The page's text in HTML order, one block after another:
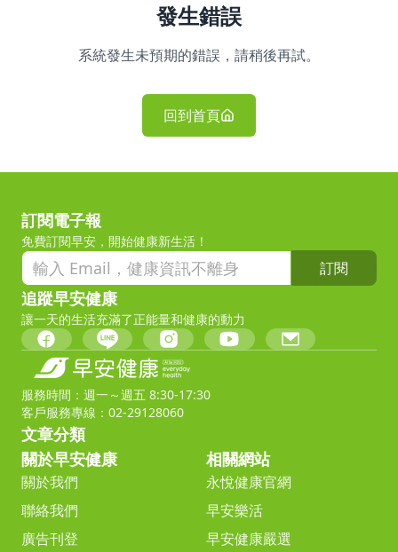
發生錯誤
系統發生未預期的錯誤，請稍後再試。
回到首頁
訂閱電子報
免費訂閱早安，開始健康新生活！
訂閱
追蹤早安健康
讓一天的生活充滿了正能量和健康的動力
服務時間：週一～週五 8:30-17:30
客戶服務專線：02-29128060
文章分類
關於早安健康
關於我們
聯絡我們
廣告刊登
相關網站
永悅健康官網
早安樂活
早安健康嚴選